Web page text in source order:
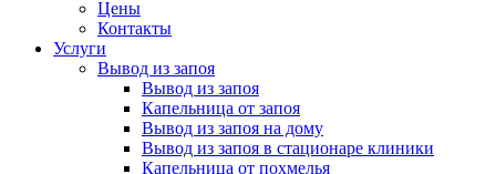
Цены
Контакты
Услуги
Вывод из запоя
Вывод из запоя
Капельница от запоя
Вывод из запоя на дому
Вывод из запоя в стационаре клиники
Капельница от похмелья